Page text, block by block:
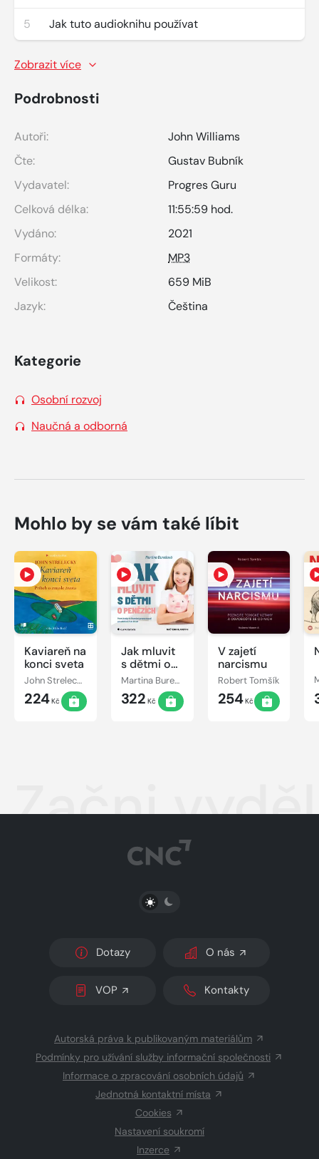
5 Jak tuto audioknihu používat
Zobrazit více
Podrobnosti
Autoři:
John Williams
Čte:
Gustav Bubník
Vydavatel:
Progres Guru
Celková délka:
11:55:59 hod.
Vydáno:
2021
Formáty:
MP3
Velikost:
659 MiB
Jazyk:
Čeština
Kategorie
Osobní rozvoj
Naučná a odborná
Mohlo by se vám také líbit
Kaviareň na
konci sveta
John Strelecky
224Kč
Jak mluvit
s dětmi o
penězích Martina Burešová
322 Kč
V zajetí
narcismu
Robert Tomšík
254Kč
Začni
PŘEPNOUT SVĚTLÝ/TMAVÝ REŽIM
Dotazy O nás
VOP Kontakty
Autorská práva k publikovaným materiálům
Podmínky pro užívání služby informační společnosti
Informace o zpracování osobních údajů
Jednotná kontaktní místa
Cookies
Nastavení soukromí
Inzerce